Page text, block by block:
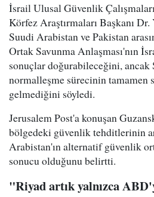
İsrail Ulusal Güvenlik
Körfez Araştırmaları Başkanı
Suudi Arabistan ve Pakistan
Ortak Savunma Anlaşması'nın
sonuçlar doğurabileceğini,
normalleşme sürecinin tamamen
gelmediğini söyledi.
Jerusalem Post'a konuşan
bölgedeki güvenlik tehditlerinin
Arabistan'ın alternatif güvenlik
sonucu olduğunu belirtti.
"Riyad artık yalnızca